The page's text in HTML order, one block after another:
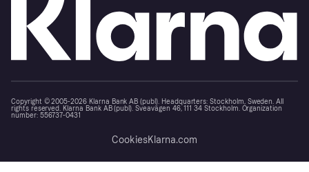
Copyright © 2005-2026 Klarna Bank AB (publ). Headquarters: Stockholm, Sweden. All
rights reserved. Klarna Bank AB (publ). Sveavägen 46, 111 34 Stockholm. Organization
number: 556737-0431
CookiesKlarna.com